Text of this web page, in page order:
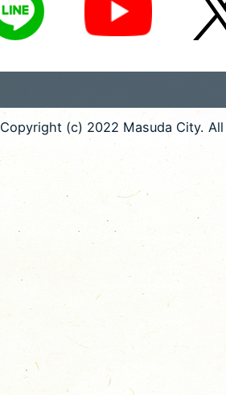
Copyright (c) 2022 Masuda City.